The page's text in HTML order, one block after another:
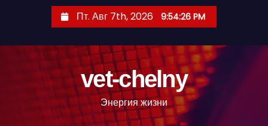
Пт. Авг 7th, 2026 9:54:27 PM
vet-chelny
Энергия жизни